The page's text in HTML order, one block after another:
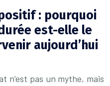
: pourquoi
est-elle le
aujourd’hui
n’est pas un mythe, mais